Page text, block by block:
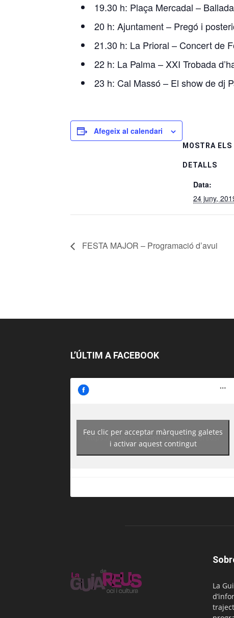
19.30 h: Plaça Mercadal –
20 h: Ajuntament – Pregó i
21.30 h: La Prioral – Concert de
22 h: La Palma – XXI Trobada
23 h: Cal Massó – El show de dj
Afegeix al calendari
MOSTRA ELS
DETALLS
Data:
24 juny,
FESTA MAJOR – Programació d’avui
L’ÚLTIM A FACEBOOK
https://www.facebook.com/guiadereus/
Feu clic per acceptar màrqueting galetes
i activar aquest contingut
La